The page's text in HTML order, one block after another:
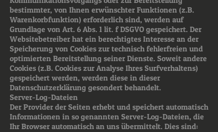
bestimmter, von Ihnen erwünschter Funktionen (z.B.
Warenkorbfunktion) erforderlich sind, werden auf
Grundlage von Art. 6 Abs. 1 lit. f DSGVO gespeichert. Der
Websitebetreiber hat ein berechtigtes Interesse an der
Speicherung von Cookies zur technisch fehlerfreien und
optimierten Bereitstellung seiner Dienste. Soweit andere
Cookies (z.B. Cookies zur Analyse Ihres Surfverhaltens)
gespeichert werden, werden diese in dieser
Datenschutzerklärung gesondert behandelt.
Server-Log-Dateien
Der Provider der Seiten erhebt und speichert automatisch
Informationen in so genannten Server-Log-Dateien, die
Ihr Browser automatisch an uns übermittelt. Dies sind: